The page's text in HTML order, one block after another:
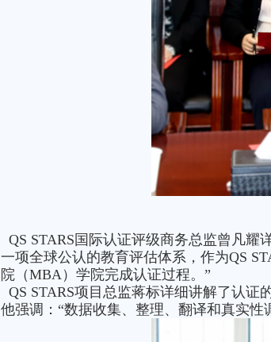
QS STARS国际认证评级商务总监曾凡耀
一项全球公认的教育评估体系，作为QS
院（MBA）学院完成认证过程。”
QS STARS项目总监蒋标详细讲解了认证
他强调：“数据收集、整理、翻译和真实性